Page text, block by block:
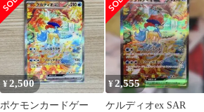
¥2,500
ポケモンカードゲー
¥2,555
ケルディオex SAR